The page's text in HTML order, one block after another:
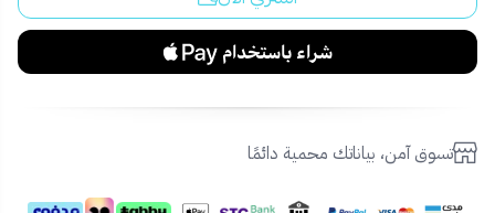
تسوق آمن، بياناتك محمية دائمًا